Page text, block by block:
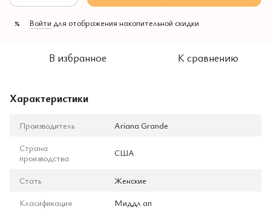
% Войти для отображения накопительной скидки
В избранное К сравнению
Характеристики
Производитель
Ariana Grande
Страна
производства
США
Стать
Женские
Класификация
Миддл ап